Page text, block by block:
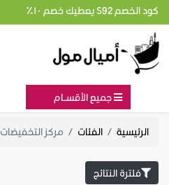
كود الخصم S92 يعطيك خصم ١٠٪
جميع الأقســام
الرئيسية الفئات مركز التخفيضات
فلترة النتائج